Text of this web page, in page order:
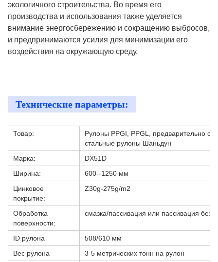
экологичного строительства. Во время его
производства и использования также уделяется
внимание энергосбережению и сокращению выбросов,
и предпринимаются усилия для минимизации его
воздействия на окружающую среду.
Технические параметры:
Товар:
Рулоны PPGI, PPGL, предварительно
стальные рулоны Шаньдун
Марка:
DX51D
Ширина:
600--1250 мм
Цинковое
покрытие:
Z30g-275g/m2
Обработка
поверхности:
смазка/пассивация или пассивация без
ID рулона
508/610 мм
Вес рулона
3-5 метрических тонн на рулон